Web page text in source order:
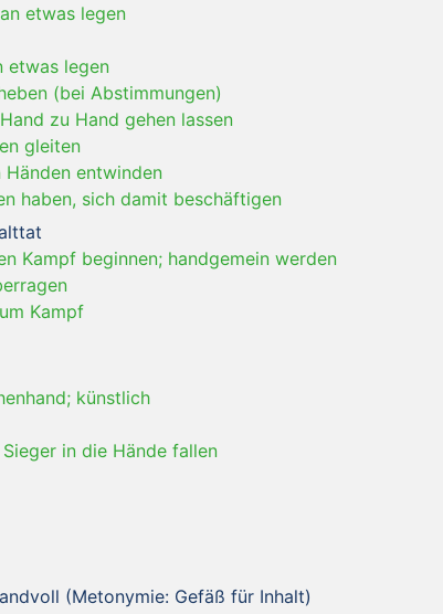
etwas legen
etwas legen
(bei Abstimmungen)
zu Hand gehen lassen
gleiten
Händen entwinden
haben, sich damit beschäftigen
Kampf beginnen; handgemein werden
Kampf
künstlich
in die Hände fallen
(Metonymie: Gefäß für Inhalt)